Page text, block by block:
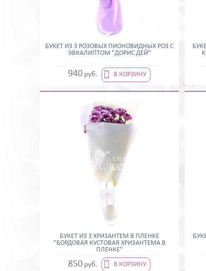
БУКЕТ ИЗ 3 РОЗОВЫХ ПИОНОВИДНЫХ РОЗ С
ЭВКАЛИПТОМ "ДОРИС ДЕЙ"
940 руб.  В КОРЗИНУ
БУКЕТ ИЗ 3 ХРИЗАНТЕМ В ПЛЕНКЕ
"БОРДОВАЯ КУСТОВАЯ ХРИЗАНТЕМА В
ПЛЕНКЕ"
850 руб.  В КОРЗИНУ